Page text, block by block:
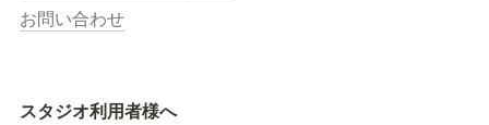
お問い合わせ
スタジオ利用者様へ